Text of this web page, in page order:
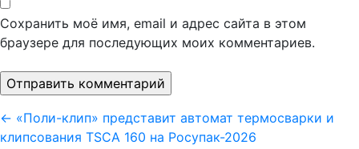
Сохранить моё имя, email и адрес сайта в этом
браузере для последующих моих комментариев.
Навигация
← «Поли-клип» представит автомат термосварки и
клипсования TSCA 160 на Росупак-2026